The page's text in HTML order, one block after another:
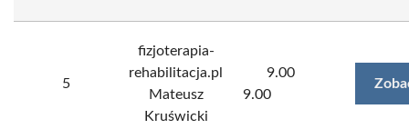
5
fizjoterapia-
rehabilitacja.pl
Mateusz
Kruświcki
9.00
9.00